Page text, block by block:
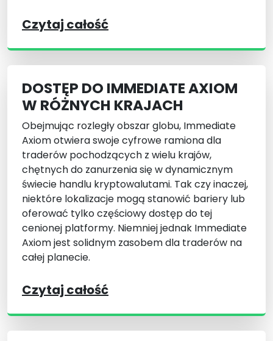
Czytaj całość
DOSTĘP DO IMMEDIATE AXIOM
W RÓŻNYCH KRAJACH
Obejmując rozległy obszar globu, Immediate
Axiom otwiera swoje cyfrowe ramiona dla
traderów pochodzących z wielu krajów,
chętnych do zanurzenia się w dynamicznym
świecie handlu kryptowalutami. Tak czy inaczej,
niektóre lokalizacje mogą stanowić bariery lub
oferować tylko częściowy dostęp do tej
cenionej platformy. Niemniej jednak Immediate
Axiom jest solidnym zasobem dla traderów na
całej planecie.
Czytaj całość